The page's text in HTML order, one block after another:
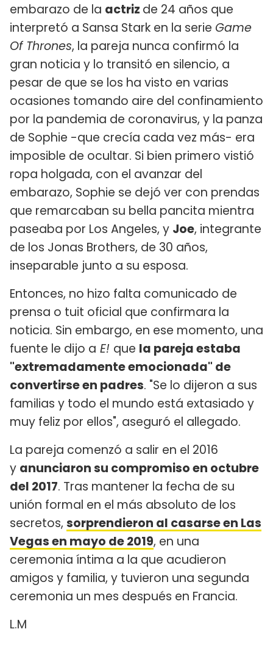
embarazo de la actriz de 24 años que
interpretó a Sansa Stark en la serie Game
Of Thrones, la pareja nunca confirmó la
gran noticia y lo transitó en silencio, a
pesar de que se los ha visto en varias
ocasiones tomando aire del confinamiento
por la pandemia de coronavirus, y la panza
de Sophie -que crecía cada vez más- era
imposible de ocultar. Si bien primero vistió
ropa holgada, con el avanzar del
embarazo, Sophie se dejó ver con prendas
que remarcaban su bella pancita mientra
paseaba por Los Angeles, y Joe, integrante
de los Jonas Brothers, de 30 años,
inseparable junto a su esposa.
Entonces, no hizo falta comunicado de
prensa o tuit oficial que confirmara la
noticia. Sin embargo, en ese momento, una
fuente le dijo a E! que la pareja estaba
"extremadamente emocionada" de
convertirse en padres. "Se lo dijeron a sus
familias y todo el mundo está extasiado y
muy feliz por ellos", aseguró el allegado.
La pareja comenzó a salir en el 2016
y anunciaron su compromiso en octubre
del 2017. Tras mantener la fecha de su
unión formal en el más absoluto de los
secretos, sorprendieron al casarse en Las
Vegas en mayo de 2019, en una
ceremonia íntima a la que acudieron
amigos y familia, y tuvieron una segunda
ceremonia un mes después en Francia.
L.M